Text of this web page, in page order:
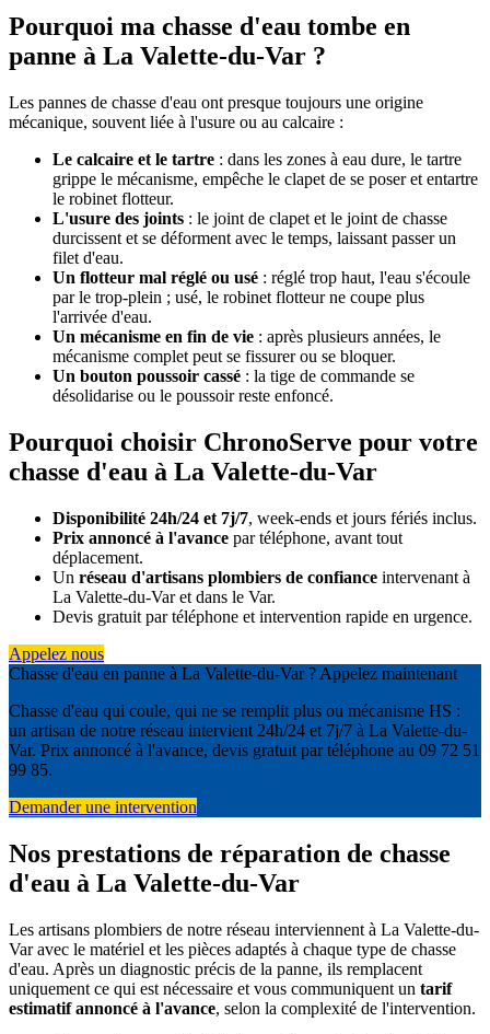
Pourquoi ma chasse d'eau tombe en
panne à La Valette-du-Var ?
Les pannes de chasse d'eau ont presque toujours une origine
mécanique, souvent liée à l'usure ou au calcaire :
Le calcaire et le tartre : dans les zones à eau dure, le tartre
grippe le mécanisme, empêche le clapet de se poser et entartre
le robinet flotteur.
L'usure des joints : le joint de clapet et le joint de chasse
durcissent et se déforment avec le temps, laissant passer un
filet d'eau.
Un flotteur mal réglé ou usé : réglé trop haut, l'eau s'écoule
par le trop-plein ; usé, le robinet flotteur ne coupe plus
l'arrivée d'eau.
Un mécanisme en fin de vie : après plusieurs années, le
mécanisme complet peut se fissurer ou se bloquer.
Un bouton poussoir cassé : la tige de commande se
désolidarise ou le poussoir reste enfoncé.
Pourquoi choisir ChronoServe pour votre
chasse d'eau à La Valette-du-Var
Disponibilité 24h/24 et 7j/7, week-ends et jours fériés inclus.
Prix annoncé à l'avance par téléphone, avant tout
déplacement.
Un réseau d'artisans plombiers de confiance intervenant à
La Valette-du-Var et dans le Var.
Devis gratuit par téléphone et intervention rapide en urgence.
Appelez nous
Chasse d'eau en panne à La Valette-du-Var ? Appelez maintenant
Chasse d'eau qui coule, qui ne se remplit plus ou mécanisme HS :
un artisan de notre réseau intervient 24h/24 et 7j/7 à La Valette-du-
Var. Prix annoncé à l'avance, devis gratuit par téléphone au 09 72 51
99 85.
Demander une intervention
Nos prestations de réparation de chasse
d'eau à La Valette-du-Var
Les artisans plombiers de notre réseau interviennent à La Valette-du-
Var avec le matériel et les pièces adaptés à chaque type de chasse
d'eau. Après un diagnostic précis de la panne, ils remplacent
uniquement ce qui est nécessaire et vous communiquent un tarif
estimatif annoncé à l'avance, selon la complexité de l'intervention.